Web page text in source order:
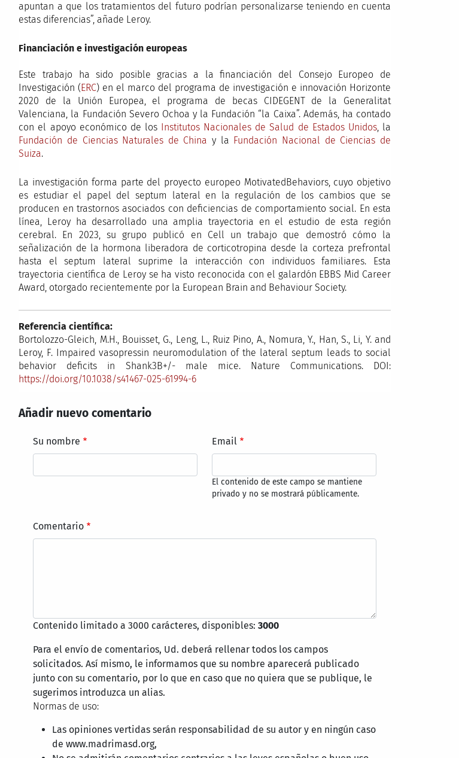
apuntan a que los tratamientos del futuro podrían personalizarse teniendo en cuenta
estas diferencias”, añade Leroy.
Financiación e investigación europeas
Este trabajo ha sido posible gracias a la financiación del Consejo Europeo de
Investigación (ERC) en el marco del programa de investigación e innovación Horizonte
2020 de la Unión Europea, el programa de becas CIDEGENT de la Generalitat
Valenciana, la Fundación Severo Ochoa y la Fundación “la Caixa”. Además, ha contado
con el apoyo económico de los
Institutos Nacionales de Salud de Estados Unidos, la
Fundación de Ciencias Naturales de China y la Fundación Nacional de Ciencias de
Suiza.
La investigación forma parte del proyecto europeo MotivatedBehaviors, cuyo objetivo
es estudiar el papel del septum lateral en la regulación de los cambios que se
producen en trastornos asociados con deficiencias de comportamiento social. En esta
línea, Leroy ha desarrollado una amplia trayectoria en el estudio de esta región
cerebral. En 2023, su grupo publicó en Cell un trabajo que demostró cómo la
señalización de la hormona liberadora de corticotropina desde la corteza prefrontal
hasta el septum lateral suprime la interacción con individuos familiares. Esta
trayectoria científica de Leroy se ha visto reconocida con el galardón EBBS Mid Career
Award, otorgado recientemente por la European Brain and Behaviour Society.
Referencia científica:
Bortolozzo-Gleich, M.H., Bouisset, G., Leng, L., Ruiz Pino, A., Nomura, Y., Han, S., Li, Y. and
Leroy, F. Impaired vasopressin neuromodulation of the lateral septum leads to social
behavior deficits in Shank3B+/- male mice. Nature Communications. DOI:
https://doi.org/10.1038/s41467-025-61994-6
Añadir nuevo comentario
Su nombre Email
El contenido de este campo se mantiene
privado y no se mostrará públicamente.
Comentario
Contenido limitado a 3000 carácteres, disponibles:3000
Para el envío de comentarios, Ud. deberá rellenar todos los campos
solicitados. Así mismo, le informamos que su nombre aparecerá publicado
junto con su comentario, por lo que en caso que no quiera que se publique, le
sugerimos introduzca un alias.
Normas de uso:
Las opiniones vertidas serán responsabilidad de su autor y en ningún caso
de www.madrimasd.org,